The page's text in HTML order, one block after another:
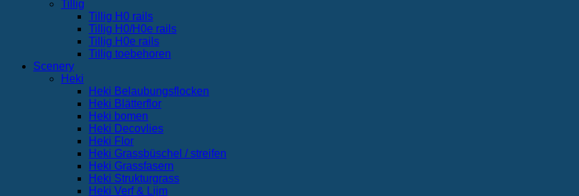
Tillig
Tillig H0 rails
Tillig H0/H0e rails
Tillig H0e rails
Tillig toebehoren
Scenery
Heki
Heki Belaubungsflocken
Heki Blätterflor
Heki bomen
Heki Decovlies
Heki Flor
Heki Grassbüschel / streifen
Heki Grassfasern
Heki Strukturgrass
Heki Verf & Lijm